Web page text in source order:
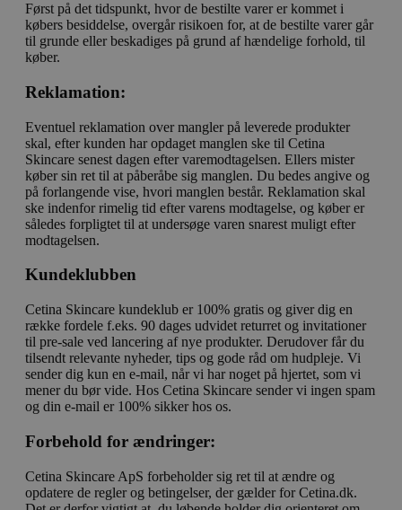
Først på det tidspunkt, hvor de bestilte varer er kommet i
købers besiddelse, overgår risikoen for, at de bestilte varer går
til grunde eller beskadiges på grund af hændelige forhold, til
køber.
Reklamation:
Eventuel reklamation over mangler på leverede produkter
skal, efter kunden har opdaget manglen ske til Cetina
Skincare senest dagen efter varemodtagelsen. Ellers mister
køber sin ret til at påberåbe sig manglen. Du bedes angive og
på forlangende vise, hvori manglen består. Reklamation skal
ske indenfor rimelig tid efter varens modtagelse, og køber er
således forpligtet til at undersøge varen snarest muligt efter
modtagelsen.
Kundeklubben
Cetina Skincare kundeklub er 100% gratis og giver dig en
række fordele f.eks. 90 dages udvidet returret og invitationer
til pre-sale ved lancering af nye produkter. Derudover får du
tilsendt relevante nyheder, tips og gode råd om hudpleje. Vi
sender dig kun en e-mail, når vi har noget på hjertet, som vi
mener du bør vide. Hos Cetina Skincare sender vi ingen spam
og din e-mail er 100% sikker hos os.
Forbehold for ændringer:
Cetina Skincare ApS forbeholder sig ret til at ændre og
opdatere de regler og betingelser, der gælder for Cetina.dk.